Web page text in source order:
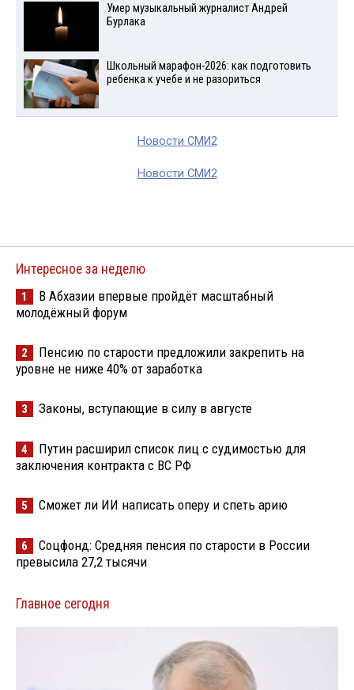
Умер музыкальный журналист Андрей
Бурлака
Школьный марафон-2026: как подготовить
ребенка к учебе и не разориться
Новости СМИ2
Новости СМИ2
Интересное за неделю
1
В Абхазии впервые пройдёт масштабный
молодёжный форум
2
Пенсию по старости предложили закрепить на
уровне не ниже 40% от заработка
3 Законы, вступающие в силу в августе
4
Путин расширил список лиц с судимостью для
заключения контракта с ВС РФ
5 Сможет ли ИИ написать оперу и спеть арию
6
Соцфонд: Средняя пенсия по старости в России
превысила 27,2 тысячи
Главное сегодня